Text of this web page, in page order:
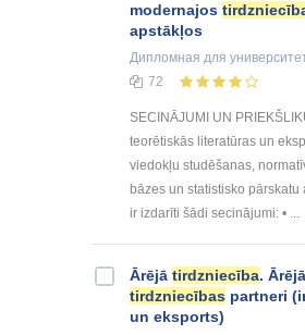
modernajos
apstākļos
Дипломная для
72
SECINĀJUMI UN
teorētiskās literatūras un
viedokļu studēšanas,
bāzes un statistisko pārskatu
ir izdarīti šādi secinājumi: • ...
Ārējā tirdzniecība.
tirdzniecības partneri
un eksports)